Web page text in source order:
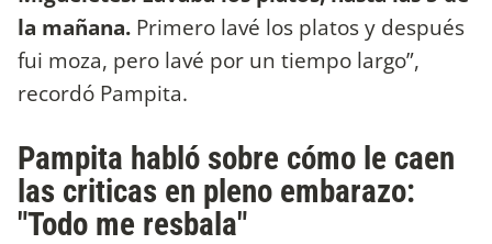
la mañana. Primero lavé los platos y después
fui moza, pero lavé por un tiempo largo”,
recordó Pampita.
Pampita habló sobre cómo le caen
las criticas en pleno embarazo:
"Todo me resbala"